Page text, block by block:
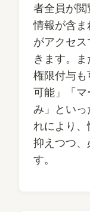
者全員が
情報が含
がアクセ
きます。
権限付与
可能」「
み」とい
れにより
抑えつつ、
す。